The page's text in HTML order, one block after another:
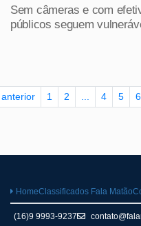
Sem câmeras e com
públicos seguem
anterior 1 2 4 5 6
HomeClassificados Fala Matão
(16)9 9993-9237